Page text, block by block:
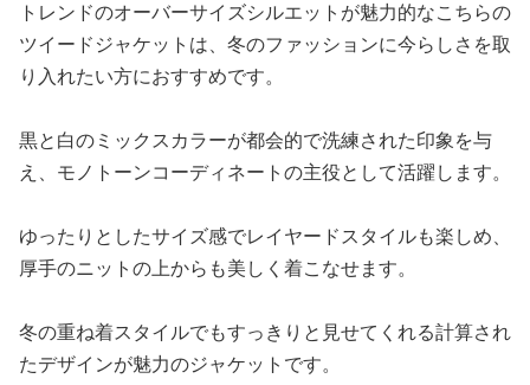
トレンドのオーバーサイズシルエットが魅力的なこちらの
ツイードジャケットは、冬のファッションに今らしさを取
り入れたい方におすすめです。
黒と白のミックスカラーが都会的で洗練された印象を与
え、モノトーンコーディネートの主役として活躍します。
ゆったりとしたサイズ感でレイヤードスタイルも楽しめ、
厚手のニットの上からも美しく着こなせます。
冬の重ね着スタイルでもすっきりと見せてくれる計算され
たデザインが魅力のジャケットです。